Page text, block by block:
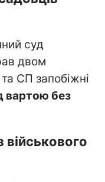
суд
двом
СП запобіжні
вартою без
військового